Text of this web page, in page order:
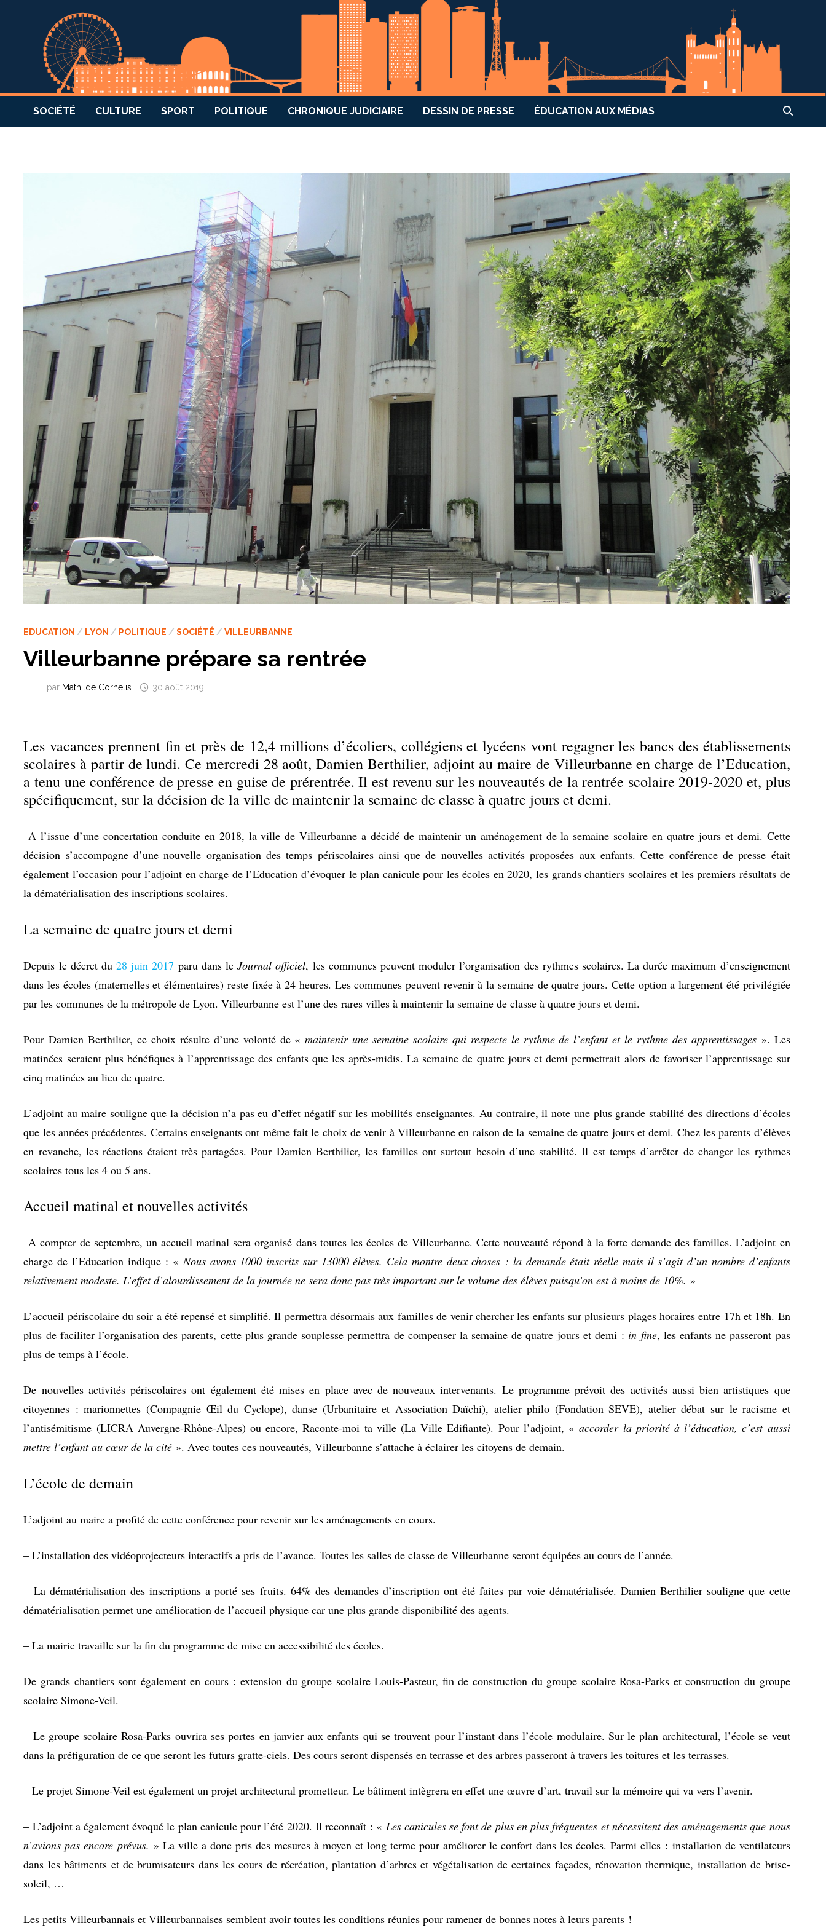
SOCIÉTÉ CULTURE SPORT POLITIQUE CHRONIQUE JUDICIAIRE DESSIN DE PRESSE ÉDUCATION AUX MÉDIAS
EDUCATION / LYON / POLITIQUE /SOCIÉTÉ /VILLEURBANNE
Villeurbanne prépare sa rentrée
par Mathilde Cornelis 30 août 2019
Les vacances prennent fin et près de 12,4 millions d’écoliers, collégiens et lycéens vont regagner les bancs des établissements
scolaires à partir de lundi. Ce mercredi 28 août, Damien Berthilier, adjoint au maire de Villeurbanne en charge de l’Education,
a tenu une conférence de presse en guise de prérentrée. Il est revenu sur les nouveautés de la rentrée scolaire 2019-2020 et, plus
spécifiquement, sur la décision de la ville de maintenir la semaine de classe à quatre jours et demi.
A l’issue d’une concertation conduite en 2018, la ville de Villeurbanne a décidé de maintenir un aménagement de la semaine scolaire en quatre jours et demi. Cette
décision s’accompagne d’une nouvelle organisation des temps périscolaires ainsi que de nouvelles activités proposées aux enfants. Cette conférence de presse était
également l’occasion pour l’adjoint en charge de l’Education d’évoquer le plan canicule pour les écoles en 2020, les grands chantiers scolaires et les premiers résultats de
la dématérialisation des inscriptions scolaires.
La semaine de quatre jours et demi
Depuis le décret du28 juin 2017 paru dans leJournal officiel, les communes peuvent moduler l’organisation des rythmes scolaires. La durée maximum d’enseignement
dans les écoles (maternelles et élémentaires) reste fixée à 24 heures. Les communes peuvent revenir à la semaine de quatre jours. Cette option a largement été privilégiée
par les communes de la métropole de Lyon.Villeurbanne est l’une des rares villes à maintenir la semaine de classe à quatre jours et demi.
Pour Damien Berthilier, ce choix résulte d’une volonté de «maintenir une semaine scolaire qui respecte le rythme de l’enfant et le rythme des apprentissages». Les
matinées seraient plus bénéfiques à l’apprentissage des enfants que les après-midis. La semaine de quatre jours et demi permettrait alors de favoriser l’apprentissage sur
cinq matinées au lieu de quatre.
L’adjoint au maire souligne que la décision n’a pas eu d’effet négatif sur les mobilités enseignantes. Au contraire, il note une plus grande stabilité des directions d’écoles
que les années précédentes. Certains enseignants ont même fait le choix de venir à Villeurbanne en raison de la semaine de quatre jours et demi. Chez les parents d’élèves
en revanche, les réactions étaient très partagées. Pour Damien Berthilier, les familles ont surtout besoin d’une stabilité. Il est temps d’arrêter de changer les rythmes
scolaires tous les 4 ou 5 ans.
Accueil matinal et nouvelles activités
A compter de septembre, un accueil matinal sera organisé dans toutes les écoles de Villeurbanne. Cette nouveauté répond à la forte demande des familles. L’adjoint en
charge de l’Education indique : «Nous avons 1000 inscrits sur 13000 élèves. Cela montre deux choses : la demande était réelle mais il s’agit d’un nombre d’enfants
relativement modeste. L’effet d’alourdissement de la journée ne sera donc pas très important sur le volume des élèves puisqu’on est à moins de 10%. »
L’accueil périscolaire du soir a été repensé et simplifié. Il permettra désormais aux familles de venir chercher les enfants sur plusieurs plages horaires entre 17h et 18h. En
plus de faciliter l’organisation des parents, cette plus grande souplesse permettra de compenser la semaine de quatre jours et demi : in fine, les enfants ne passeront pas
plus de temps à l’école.
De nouvelles activités périscolaires ont également été mises en place avec de nouveaux intervenants. Le programme prévoit des activités aussi bien artistiques que
citoyennes : marionnettes (Compagnie Œil du Cyclope), danse (Urbanitaire et Association Daïchi), atelier philo (Fondation SEVE), atelier débat sur le racisme et
l’antisémitisme (LICRA Auvergne-Rhône-Alpes) ou encore, Raconte-moi ta ville (La Ville Edifiante). Pour l’adjoint, «accorder la priorité à l’éducation, c’est aussi
mettre l’enfant au cœur de la cité ». Avec toutes ces nouveautés, Villeurbanne s’attache à éclairer les citoyens de demain.
L’école de demain
L’adjoint au maire a profité de cette conférence pour revenir sur les aménagements en cours.
– L’installation des vidéoprojecteurs interactifs a pris de l’avance. Toutes les salles de classe de Villeurbanne seront équipées au cours de l’année.
– La dématérialisation des inscriptions a porté ses fruits. 64% des demandes d’inscription ont été faites par voie dématérialisée. Damien Berthilier souligne que cette
dématérialisation permet une amélioration de l’accueil physique car une plus grande disponibilité des agents.
– La mairie travaille sur la fin du programme de mise en accessibilité des écoles.
De grands chantiers sont également en cours : extension du groupe scolaire Louis-Pasteur, fin de construction du groupe scolaire Rosa-Parks et construction du groupe
scolaire Simone-Veil.
– Le groupe scolaire Rosa-Parks ouvrira ses portes en janvier aux enfants qui se trouvent pour l’instant dans l’école modulaire. Sur le plan architectural, l’école se veut
dans la préfiguration de ce que seront les futurs gratte-ciels. Des cours seront dispensés en terrasse et des arbres passeront à travers les toitures et les terrasses.
– Le projet Simone-Veil est également un projet architectural prometteur. Le bâtiment intègrera en effet une œuvre d’art, travail sur la mémoire qui va vers l’avenir.
– L’adjoint a également évoqué le plan canicule pour l’été 2020. Il reconnaît : « Les canicules se font de plus en plus fréquentes et nécessitent des aménagements que nous
n’avions pas encore prévus. » La ville a donc pris des mesures à moyen et long terme pour améliorer le confort dans les écoles. Parmi elles : installation de ventilateurs
dans les bâtiments et de brumisateurs dans les cours de récréation, plantation d’arbres et végétalisation de certaines façades, rénovation thermique, installation de brise-
soleil, …
Les petits Villeurbannais et Villeurbannaises semblent avoir toutes les conditions réunies pour ramener de bonnes notes à leurs parents !